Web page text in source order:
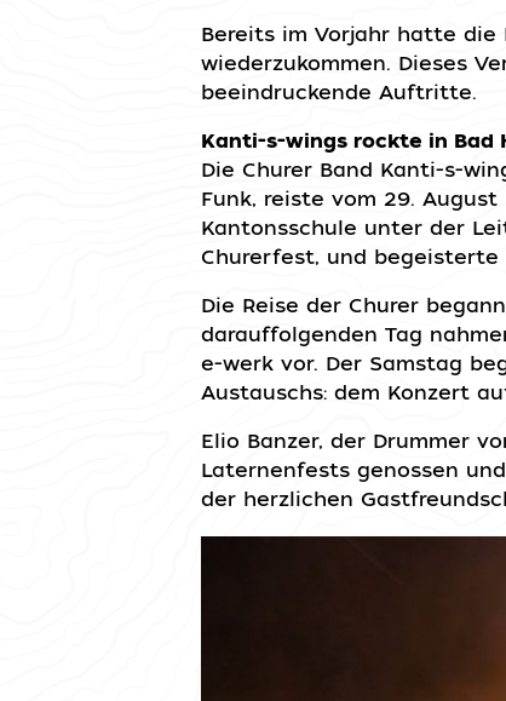
Bereits im Vorjahr hatte die
wiederzukommen. Dieses
beeindruckende Auftritte.
Kanti-s-wings rockte in Bad
Die Churer Band Kanti-s-
Funk, reiste vom 29. August
Kantonsschule unter der
Churerfest, und begeisterte
Die Reise der Churer
darauffolgenden Tag
e-werk vor. Der Samstag
Austauschs: dem Konzert
Elio Banzer, der Drummer
Laternenfests genossen
der herzlichen